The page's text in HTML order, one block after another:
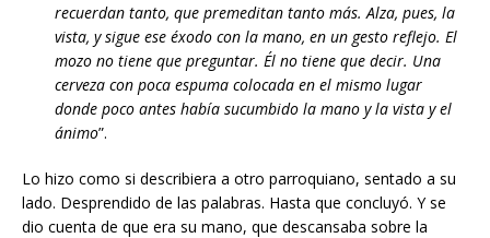
recuerdan tanto, que premeditan tanto más. Alza, pues, la
vista, y sigue ese éxodo con la mano, en un gesto reflejo. El
mozo no tiene que preguntar. Él no tiene que decir. Una
cerveza con poca espuma colocada en el mismo lugar
donde poco antes había sucumbido la mano y la vista y el
ánimo”.
Lo hizo como si describiera a otro parroquiano, sentado a su
lado. Desprendido de las palabras. Hasta que concluyó. Y se
dio cuenta de que era su mano, que descansaba sobre la